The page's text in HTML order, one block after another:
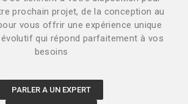
prochain projet, de la conception au
vous offrir une expérience unique
qui répond parfaitement à vos
besoins
PARLER A UN EXPERT